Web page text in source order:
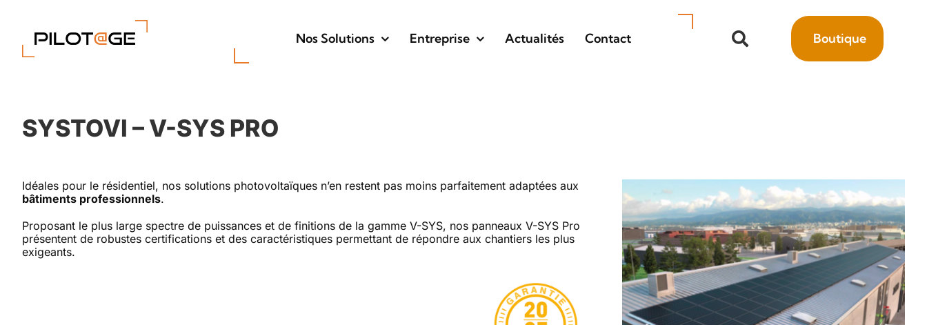
contenu
Nos Solutions Entreprise Actualités Contact Boutique
SYSTOVI – V-SYS PRO
Idéales pour le résidentiel, nos solutions photovoltaïques n’en restent pas moins parfaitement adaptées aux
bâtiments professionnels.
Proposant le plus large spectre de puissances et de finitions de la gamme V-SYS, nos panneaux V-SYS Pro
présentent de robustes certifications et des caractéristiques permettant de répondre aux chantiers les plus
exigeants.